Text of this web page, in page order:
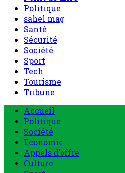
Politique
sahel mag
Santé
Sécurité
Société
Sport
Tech
Tourisme
Tribune
Accueil
Politique
Société
Economie
Appels d’offre
Culture